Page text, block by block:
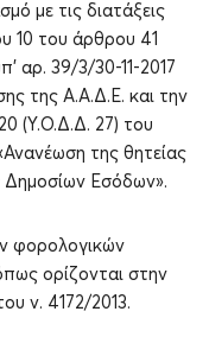
με τις διατάξεις
10 του άρθρου 41
αρ. 39/3/30-11-2017
της Α.Α.Δ.Ε. και την
(Υ.Ο.Δ.Δ. 27) του
της θητείας
Δημοσίων Εσόδων».
φορολογικών
ορίζονται στην
ν. 4172/2013.